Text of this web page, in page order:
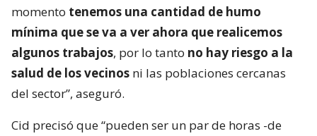
momento tenemos una cantidad de humo
mínima que se va a ver ahora que realicemos
algunos trabajos, por lo tanto no hay riesgo a la
salud de los vecinos ni las poblaciones cercanas
del sector”, aseguró.
Cid precisó que “pueden ser un par de horas -de